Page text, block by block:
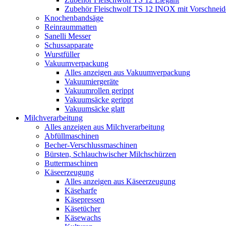
Zubehör Fleischwolf TS 12 INOX mit
Knochenbandsäge
Reinraummatten
Sanelli Messer
Schussapparate
Wurstfüller
Vakuumverpackung
Alles anzeigen aus Vakuumverpackung
Vakuumiergeräte
Vakuumrollen gerippt
Vakuumsäcke gerippt
Vakuumsäcke glatt
Milchverarbeitung
Alles anzeigen aus Milchverarbeitung
Abfüllmaschinen
Becher-Verschlussmaschinen
Bürsten, Schlauchwischer Milchschürzen
Buttermaschinen
Käseerzeugung
Alles anzeigen aus Käseerzeugung
Käseharfe
Käsepressen
Käsetücher
Käsewachs